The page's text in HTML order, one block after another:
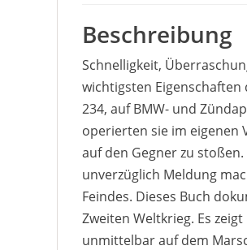
Beschreibung
Schnelligkeit,
wichtigsten Eigenschaften
234, auf BMW- und
operierten sie im eigenen
auf den Gegner zu
unverzüglich Meldung
Feindes. Dieses Buch
Zweiten Weltkrieg. Es
unmittelbar auf dem